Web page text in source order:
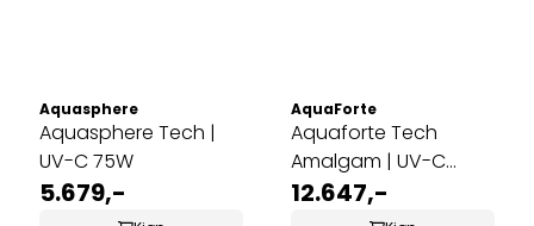
Aquasphere
Aquasphere Tech |
UV-C 75W
5.679,-
AquaForte
Aquaforte Tech
Amalgam | UV-C
130W
12.647,-